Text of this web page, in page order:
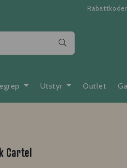
Rabattkoder
Utstyr Outlet
Cartel